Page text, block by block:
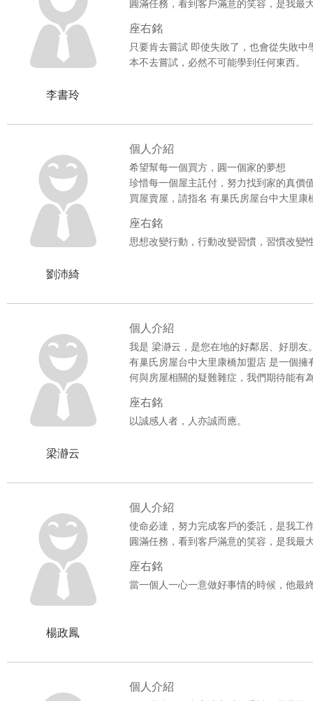
圓滿任務，看到客戶滿意的笑容，是我最
座右銘
只要肯去嘗試 即使失敗了，也會從失敗
本不去嘗試，必然不可能學到任何東西。
李書玲
個人介紹
希望幫每一個買方，圓一個家的夢想
珍惜每一個屋主託付，努力找到家的真價
買屋賣屋，請指名 有巢氏房屋台中大里康
座右銘
思想改變行動，行動改變習慣，習慣改變
劉沛綺
個人介紹
我是 梁瀞云，是您在地的好鄰居、好朋友
有巢氏房屋台中大里康橋加盟店 是一個
何與房屋相關的疑難雜症，我們期待能有
座右銘
以誠感人者，人亦誠而應。
梁瀞云
個人介紹
使命必達，努力完成客戶的委託，是我工
圓滿任務，看到客戶滿意的笑容，是我最
座右銘
當一個人一心一意做好事情的時候，他最
楊政鳳
個人介紹